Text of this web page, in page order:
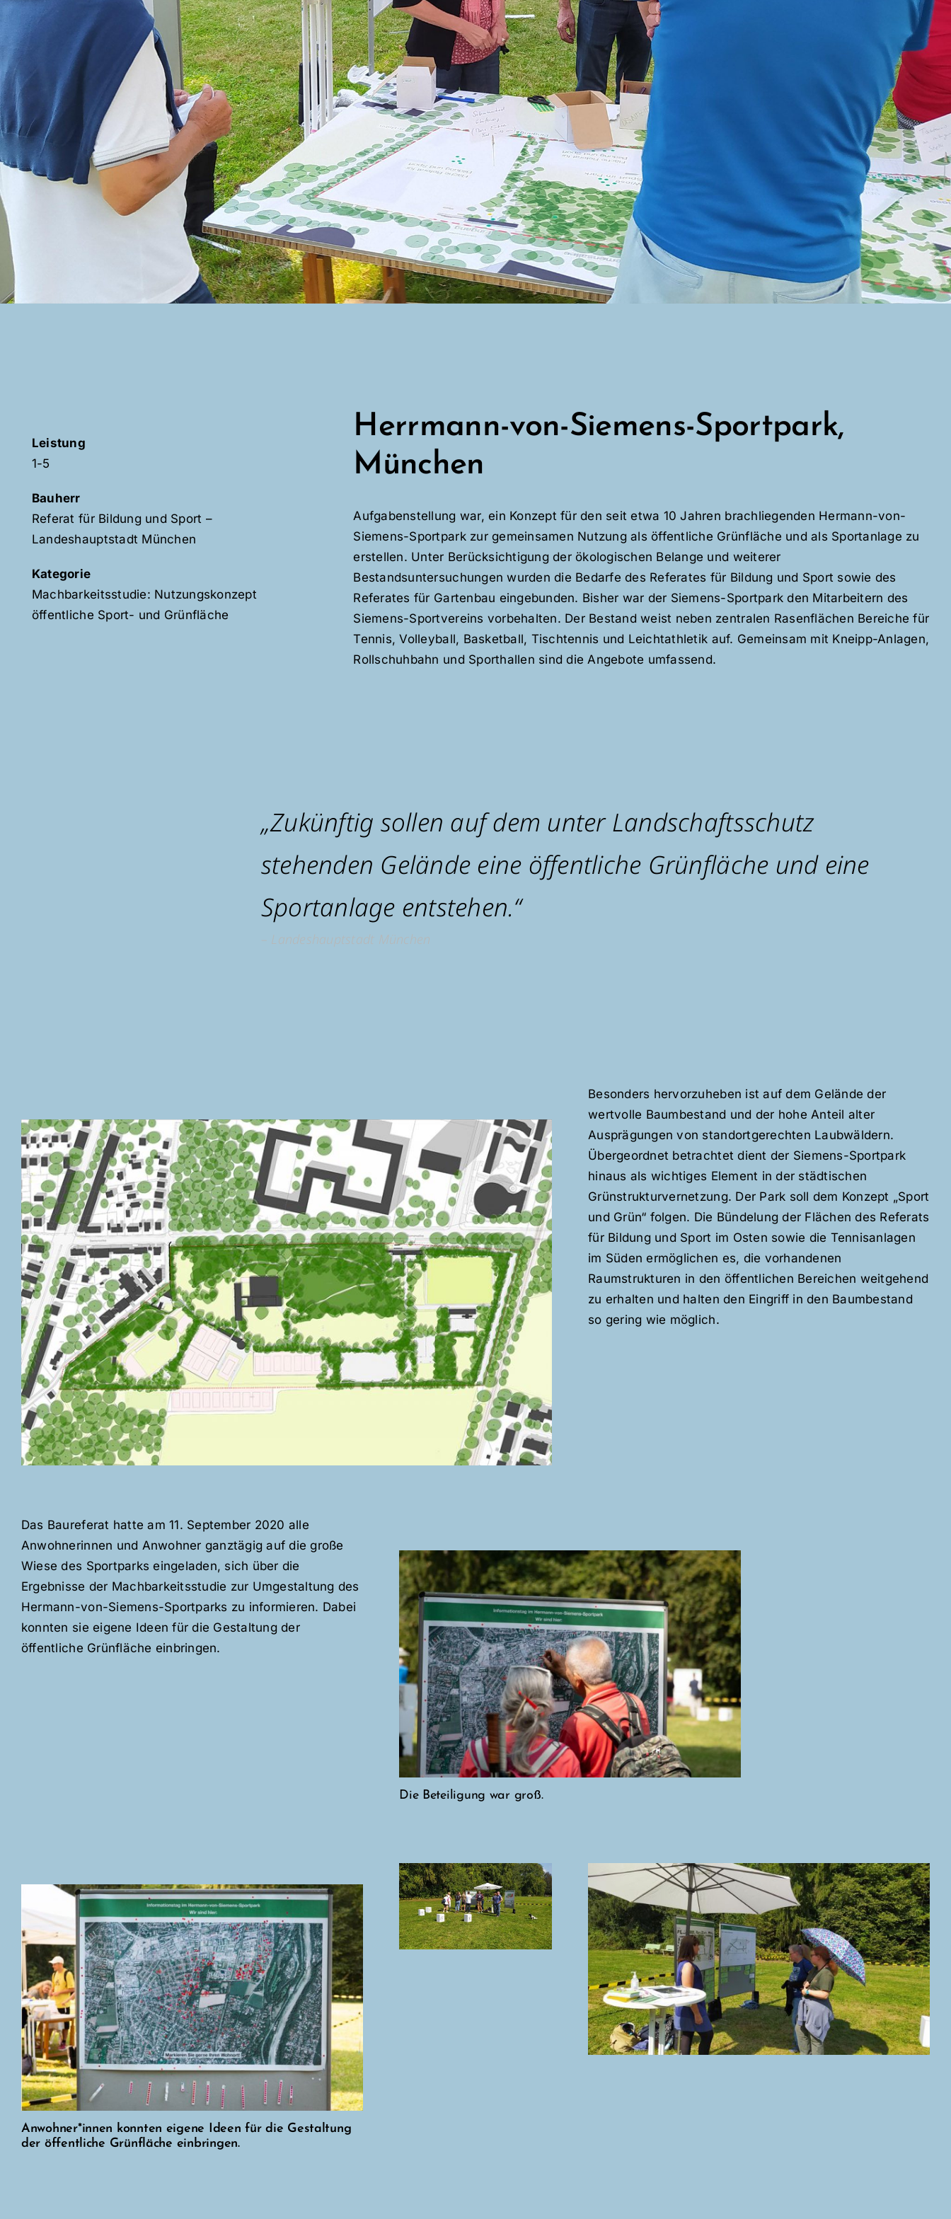
Leistung
1-5
Bauherr
Referat für Bildung und Sport –
Landeshauptstadt München
Kategorie
Machbarkeitsstudie: Nutzungskonzept
öffentliche Sport- und Grünfläche
Herrmann-von-Siemens-Sportpark,
München
Aufgabenstellung war, ein Konzept für den seit etwa 10 Jahren brachliegenden Hermann-von-
Siemens-Sportpark zur gemeinsamen Nutzung als öffentliche Grünfläche und als Sportanlage zu
erstellen. Unter Berücksichtigung der ökologischen Belange und weiterer
Bestandsuntersuchungen wurden die Bedarfe des Referates für Bildung und Sport sowie des
Referates für Gartenbau eingebunden. Bisher war der Siemens-Sportpark den Mitarbeitern des
Siemens-Sportvereins vorbehalten. Der Bestand weist neben zentralen Rasenflächen Bereiche für
Tennis, Volleyball, Basketball, Tischtennis und Leichtathletik auf. Gemeinsam mit Kneipp-Anlagen,
Rollschuhbahn und Sporthallen sind die Angebote umfassend.
„Zukünftig sollen auf dem unter Landschaftsschutz
stehenden Gelände eine öffentliche Grünfläche und eine
Sportanlage entstehen.“
– Landeshauptstadt München
Besonders hervorzuheben ist auf dem Gelände der
wertvolle Baumbestand und der hohe Anteil alter
Ausprägungen von standortgerechten Laubwäldern.
Übergeordnet betrachtet dient der Siemens-Sportpark
hinaus als wichtiges Element in der städtischen
Grünstrukturvernetzung. Der Park soll dem Konzept „Sport
und Grün“ folgen. Die Bündelung der Flächen des Referats
für Bildung und Sport im Osten sowie die Tennisanlagen
im Süden ermöglichen es, die vorhandenen
Raumstrukturen in den öffentlichen Bereichen weitgehend
zu erhalten und halten den Eingriff in den Baumbestand
so gering wie möglich.
Das Baureferat hatte am 11. September 2020 alle
Anwohnerinnen und Anwohner ganztägig auf die große
Wiese des Sportparks eingeladen, sich über die
Ergebnisse der Machbarkeitsstudie zur Umgestaltung des
Hermann-von-Siemens-Sportparks zu informieren. Dabei
konnten sie eigene Ideen für die Gestaltung der
öffentliche Grünfläche einbringen.
Die Beteiligung war groß.
Anwohner*innen konnten eigene Ideen für die Gestaltung
der öffentliche Grünfläche einbringen.